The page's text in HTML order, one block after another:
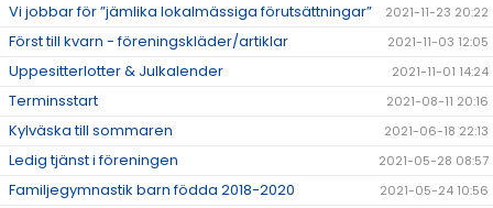
Vi jobbar för ”jämlika lokalmässiga förutsättningar” 2021-11-23 20:22
Först till kvarn - föreningskläder/artiklar 2021-11-03 12:05
Uppesitterlotter & Julkalender 2021-11-01 14:24
Terminsstart 2021-08-11 20:16
Kylväska till sommaren 2021-06-18 22:13
Ledig tjänst i föreningen 2021-05-28 08:57
Familjegymnastik barn födda 2018-2020 2021-05-24 10:56